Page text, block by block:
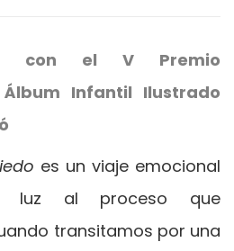
con el V Premio
Infantil Ilustrado
es un viaje emocional
luz al proceso que
transitamos por una